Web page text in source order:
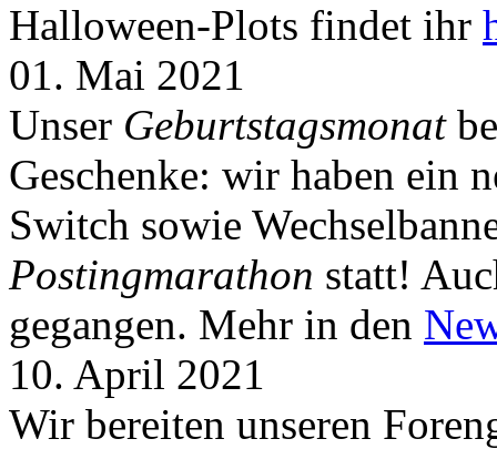
Halloween-Plots findet ihr
01. Mai 2021
Unser Geburtstagsmonat
Geschenke: wir haben ein
Switch sowie
Postingmarathon statt!
gegangen. Mehr in den
10. April 2021
Wir bereiten unseren